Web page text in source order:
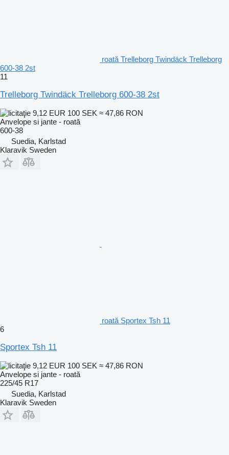
roată Trelleborg Twindäck Trelleborg
600-38 2st
11
Trelleborg Twindäck Trelleborg 600-38 2st
9,12 EUR 100 SEK ≈ 47,86 RON
Anvelope si jante - roată
600-38
Suedia, Karlstad
Klaravik Sweden
roată Sportex Tsh 11
6
Sportex Tsh 11
9,12 EUR 100 SEK ≈ 47,86 RON
Anvelope si jante - roată
225/45 R17
Suedia, Karlstad
Klaravik Sweden